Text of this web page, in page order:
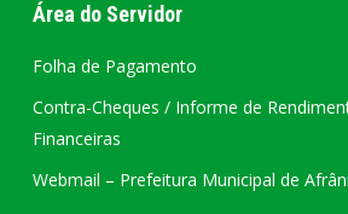
Área do Servidor
Folha de Pagamento
Contra-Cheques / Informe de
Financeiras
Webmail – Prefeitura Municipal de